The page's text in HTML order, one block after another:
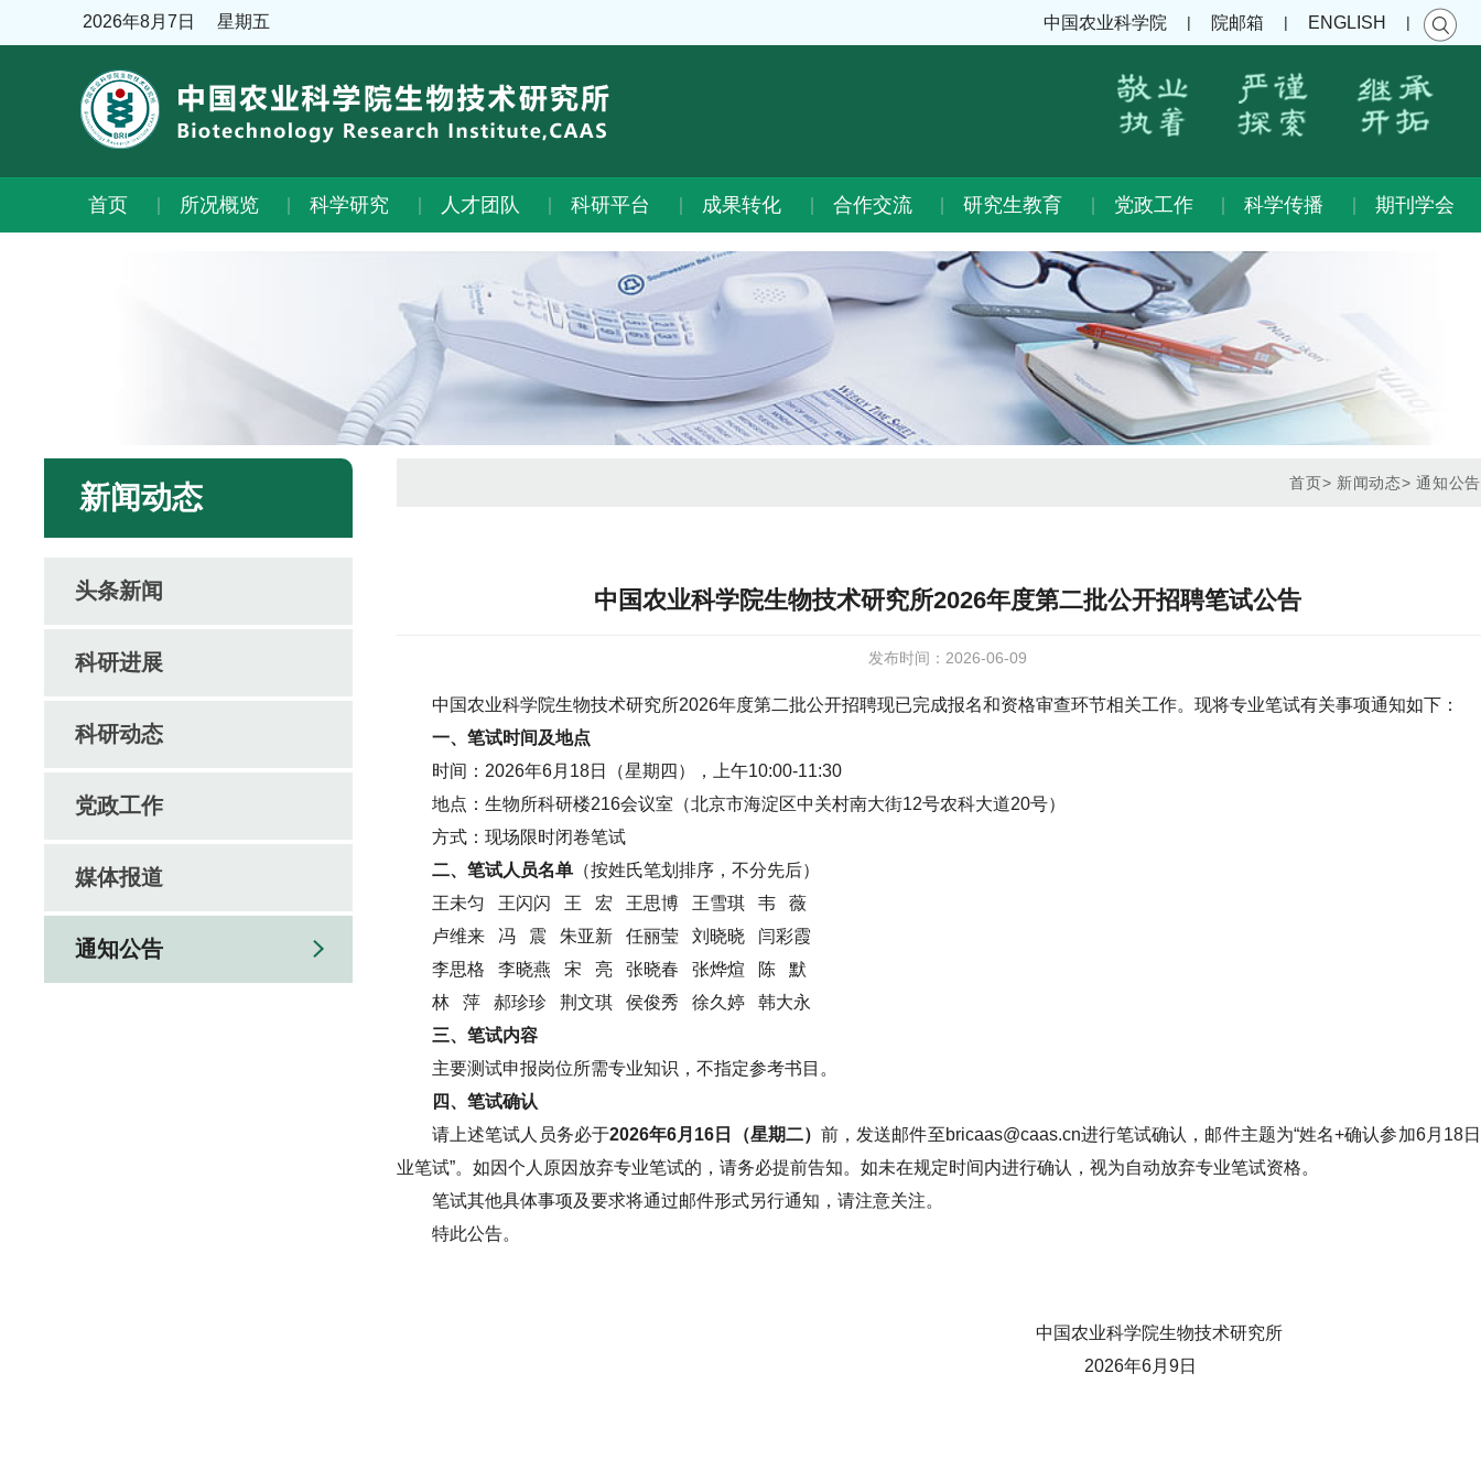
2026年8月7日 星期五 中国农业科学院 | 院邮箱 | ENGLISH |
首页 所况概览 科学研究 人才团队 科研平台 成果转化 合作交流 研究生教育 党政工作 科学传播 期刊学会
新闻动态
头条新闻
科研进展
科研动态
党政工作
媒体报道
通知公告
首页> 新闻动态>通知公告
中国农业科学院生物技术研究所2026年度第二批公开招聘笔试公告
发布时间：2026-06-09
中国农业科学院生物技术研究所2026年度第二批公开招聘现已完成报名和资格审查环节相关工作。现将专业笔试有关事项通知如下：
一、笔试时间及地点
时间：2026年6月18日（星期四），上午10:00-11:30
地点：生物所科研楼216会议室（北京市海淀区中关村南大街12号农科大道20号）
方式：现场限时闭卷笔试
二、笔试人员名单 （按姓氏笔划排序，不分先后）
王未匀 王闪闪 王 宏 王思博 王雪琪 韦 薇
卢维来 冯 震 朱亚新 任丽莹 刘晓晓 闫彩霞
李思格 李晓燕 宋 亮 张晓春 张烨煊 陈 默
林 萍 郝珍珍 荆文琪 侯俊秀 徐久婷 韩大永
三、笔试内容
主要测试申报岗位所需专业知识，不指定参考书目。
四、笔试确认
请上述笔试人员务必于2026年6月16日（星期二） 前，发送邮件至bricaas@caas.cn进行笔试确认，邮件主题为“姓名+确认参加6月18
业笔试”。如因个人原因放弃专业笔试的，请务必提前告知。如未在规定时间内进行确认，视为自动放弃专业笔试资格。
笔试其他具体事项及要求将通过邮件形式另行通知，请注意关注。
特此公告。
中国农业科学院生物技术研究所
2026年6月9日